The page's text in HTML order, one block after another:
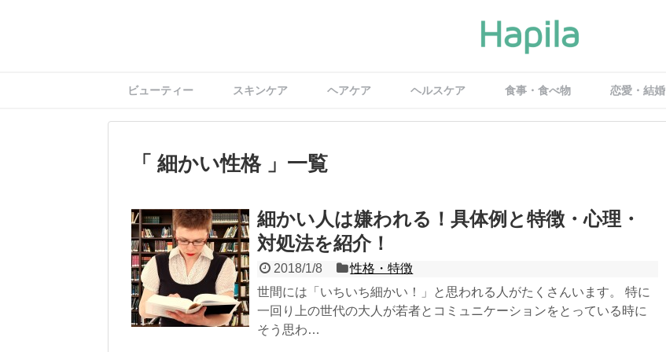
ビューティー スキンケア ヘアケア ヘルスケア 食事・食べ物 恋愛・結婚
細かい性格 一覧
細かい人は嫌われる！具体例と特徴・心理・
対処法を紹介！
2018/1/8
性格・特徴
世間には「いちいち細かい！」と思われる人がたくさんいます。 特に
一回り上の世代の大人が若者とコミュニケーションをとっている時に
そう思わ…